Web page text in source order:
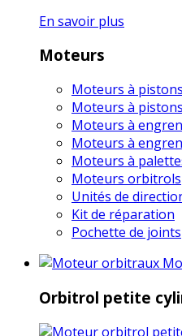
En savoir plus
Moteurs
Moteurs à
Moteurs à
Moteurs à
Moteurs à
Moteurs à
Moteurs orbitrols
Unités de
Kit de réparation
Pochette de joints
Orbitrol petite